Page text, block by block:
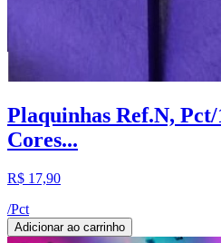
Plaquinhas Ref.N, Pct/
Cores...
R$ 17,90
/Pct
Adicionar ao carrinho